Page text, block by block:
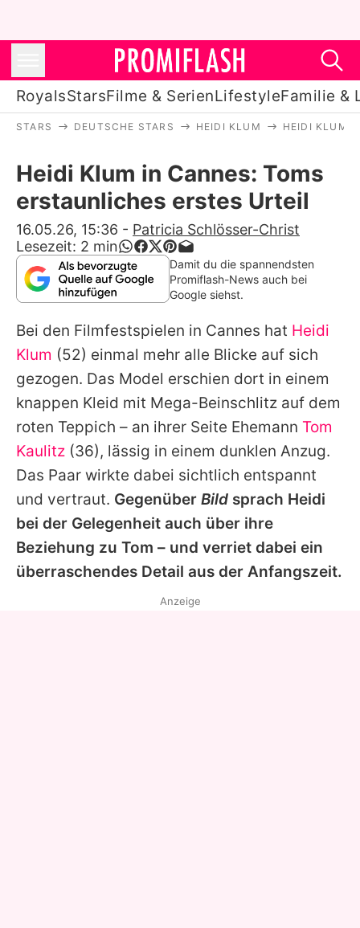
RoyalsStarsFilme & SerienLifestyleFamilie &
Stars
Filme & Serien
Lifestyle
Familie & Liebe
Alle Themen auf Promiflash
Jobs
App runterladen
Team
Redaktionelle Richtlinien
Impressum
Datenschutzerklärung
Nutzungsbedingungen
STARS DEUTSCHE STARS HEIDI KLUM HEIDI KLUM
Heidi Klum in Cannes: Toms
erstaunliches erstes Urteil
16.05.26, 15:36 - Patricia Schlösser-Christ
Lesezeit: 2 min
Damit du die spannendsten
Promiflash-News auch bei
Google siehst.
Bei den Filmfestspielen in Cannes hat Heidi
Klum (52) einmal mehr alle Blicke auf sich
gezogen. Das Model erschien dort in einem
knappen Kleid mit Mega-Beinschlitz auf dem
roten Teppich – an ihrer Seite Ehemann Tom
Kaulitz (36), lässig in einem dunklen Anzug.
Das Paar wirkte dabei sichtlich entspannt
und vertraut. Gegenüber Bild sprach Heidi
bei der Gelegenheit auch über ihre
Beziehung zu Tom – und verriet dabei ein
überraschendes Detail aus der Anfangszeit.
Anzeige